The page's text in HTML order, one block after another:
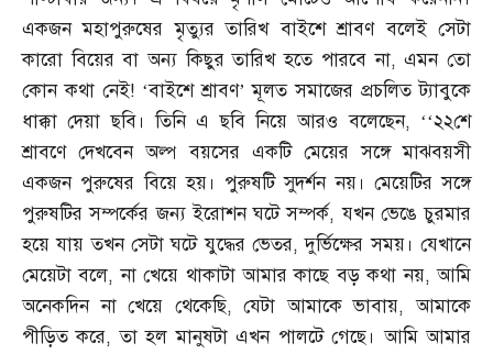
একজন মহাপুরুষের মৃত্যুর তারিখ বাইশে শ্রাবণ বলেই সেটা
কারো বিয়ের বা অন্য কিছুর তারিখ হতে পারবে না,এমন তো
কোন কথা নেই! ‘বাইশে শ্রাবণ’ মূলত সমাজের প্রচলিত ট্যাবুকে
ধাক্কা দেয়া ছবি। তিনি এ ছবি নিয়ে আরও বলেছেন, ‘‘২২শে
শ্রাবণে দেখবেন অল্প বয়সের একটি মেয়ের সঙ্গে মাঝবয়সী
একজন পুরুষের বিয়ে হয়। পুরুষটি সুদর্শন নয়। মেয়েটির সঙ্গে
পুরুষটির সম্পর্কের জন্য ইরোশন ঘটে সম্পর্ক,যখন ভেঙে চুরমার
হয়ে যায় তখন সেটা ঘটে যুদ্ধের ভেতর,দুর্ভিক্ষের সময়। যেখানে
মেয়েটা বলে,না খেয়ে থাকাটা আমার কাছে বড় কথা নয়,আমি
অনেকদিন না খেয়ে থেকেছি,যেটা আমাকে ভাবায়,আমাকে
পীড়িত করে,তা হল মানুষটা এখন পালটে গেছে। আমি আমার